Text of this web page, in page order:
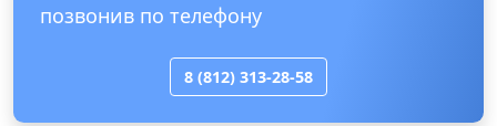
позвонив по телефону
8 (812) 313-28-58